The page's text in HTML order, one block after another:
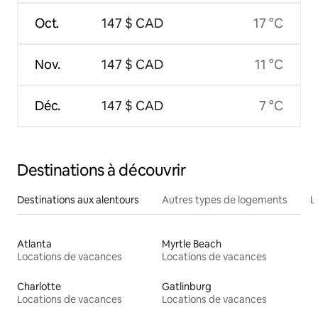
Oct.
Nov.
Déc.
147 $ CAD
147 $ CAD
147 $ CAD
17 °C
11 °C
7 °C
Destinations à découvrir
Destinations aux alentours Autres types de logements
Atlanta
Locations de vacances
Myrtle Beach
Locations de vacances
Charlotte
Locations de vacances
Gatlinburg
Locations de vacances